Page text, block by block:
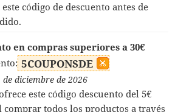
código de descuento antes de
en compras superiores a 30€
5COUPONSDE
de diciembre de 2026
este código descuento del 5€
todos los productos a través